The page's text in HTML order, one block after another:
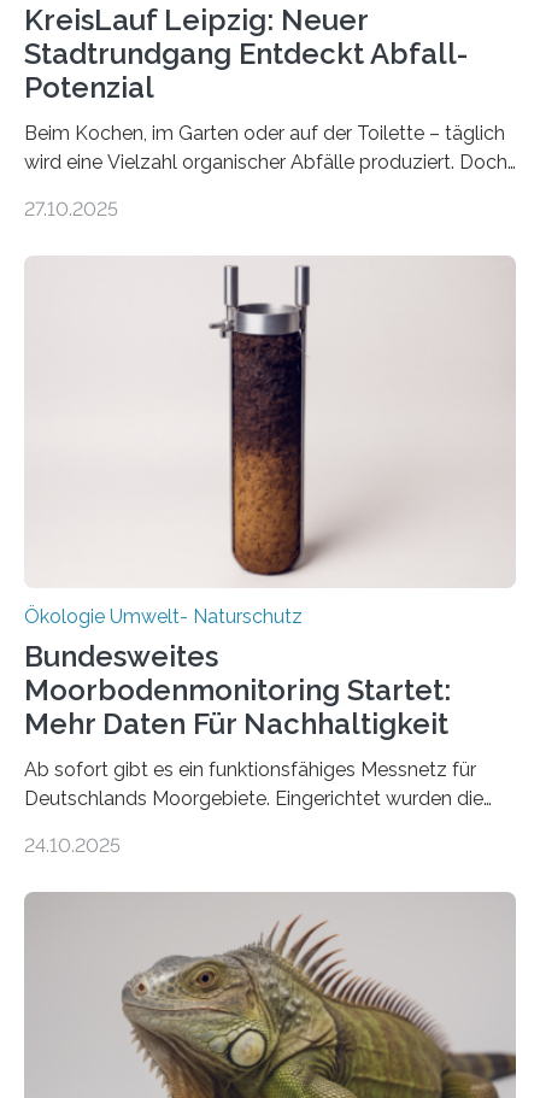
KreisLauf Leipzig: Neuer
Stadtrundgang Entdeckt Abfall-
Potenzial
Beim Kochen, im Garten oder auf der Toilette – täglich
wird eine Vielzahl organischer Abfälle produziert. Doch
Potenzial nur dann entfalten können, wenn sie in
Veränderung der Wirtschaft wichtig ist, zeigt der vom
Deutschen Biomasseforschungszentrum und der
Stadtreinigung Leipzig konzipierte und am 24. Oktober
2025 offiziell eingeweihte Stadtrundgang „KreisLauf“. Er
ist ab sofort im Leipziger Stadtgebiet…
27.10.2025
Ökologie Umwelt- Naturschutz
Bundesweites
Moorbodenmonitoring Startet:
Mehr Daten Für Nachhaltigkeit
Ab sofort gibt es ein funktionsfähiges Messnetz für
Deutschlands Moorgebiete. Eingerichtet wurden die
vergangenen fünf Jahren von Wissenschaftlerinnen
heutigen Donnerstag übergeben sie ihren Bericht zur
Aufbauphase an den Auftraggeber, das
Bundesministerium für Landwirtschaft, Ernährung und
Heimat. Braunschweig/Eberswalde (23. Oktober 2025).
Ein Netz aus 155 Messstationen spannt sich neuerdings
über Deutschlands Moorböden. Eingerichtet wurden sie
in den vergangenen fünf Jahren von
24.10.2025